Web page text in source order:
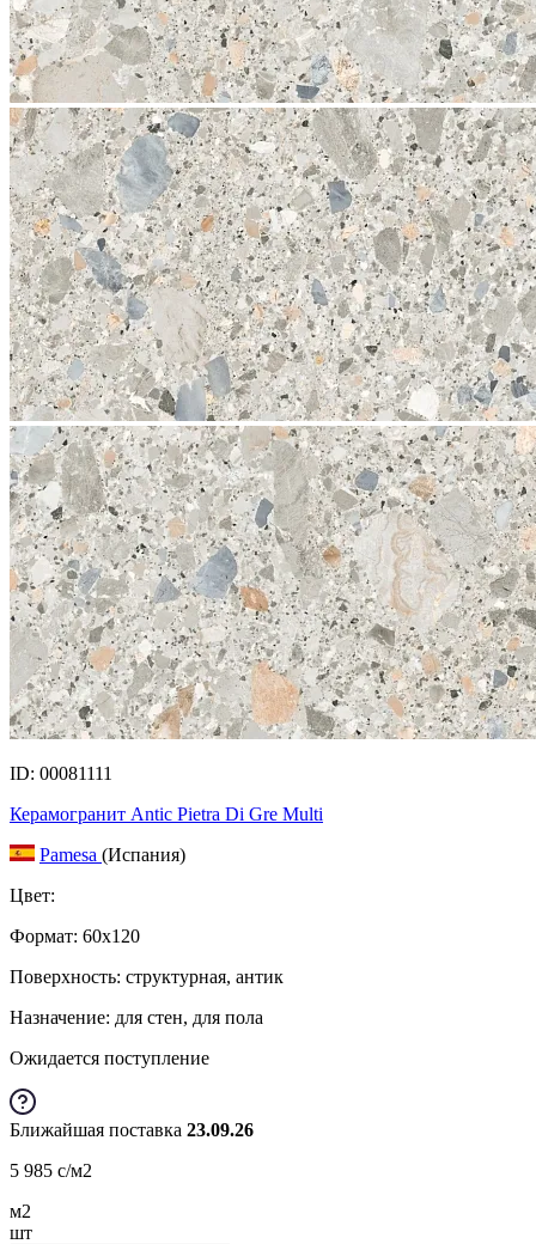
ID: 00081111
Керамогранит Antic Pietra Di Gre Multi
Pamesa (Испания)
Цвет:
Формат: 60x120
Поверхность: структурная, антик
Назначение: для стен, для пола
Ожидается поступление
Ближайшая поставка 23.09.26
5 985 c/м2
м2
шт